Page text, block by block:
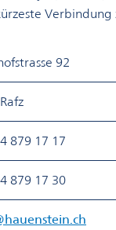
92
879 17 17
879 17 30